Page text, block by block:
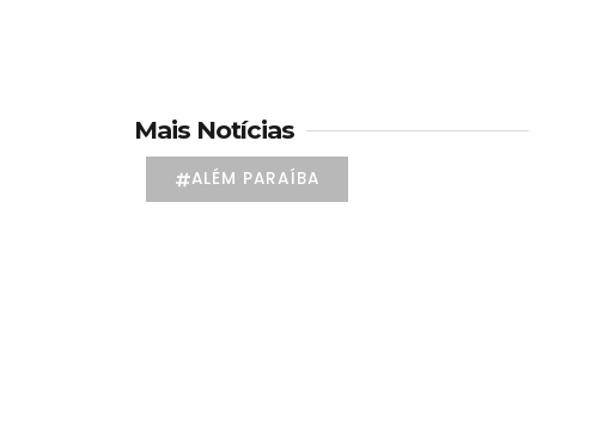
Mais Notícias
ALÉM PARAÍBA